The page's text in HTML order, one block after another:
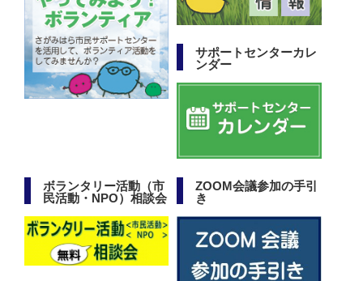
サポートセンターカレ
ンダー
ボランタリー活動（市
民活動・NPO）相談会
ZOOM会議参加の手引
き